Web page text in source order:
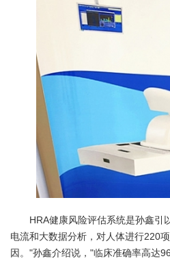
HRA健康风险评估系统是孙鑫引
电流和大数据分析，对人体进行220
因。"孙鑫介绍说，"临床准确率高达